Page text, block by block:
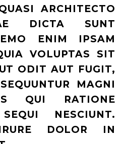
ARCHITECTO
DICTA SUNT
ENIM IPSAM
VOLUPTAS SIT
ODIT AUT FUGIT,
MAGNI
QUI RATIONE
NESCIUNT.
DOLOR IN